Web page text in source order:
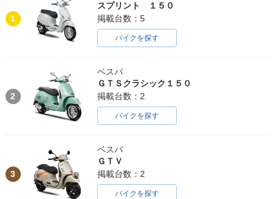
1
スプリント １５０
掲載台数：5
バイクを探す
2
ベスパ
ＧＴＳクラシック１５０
掲載台数：2
バイクを探す
3
ベスパ
ＧＴＶ
掲載台数：2
バイクを探す